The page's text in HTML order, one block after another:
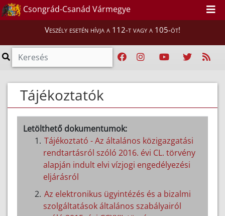
Csongrád-Csanád Vármegye
Veszély esetén hívja a 112-t vagy a 105-öt!
Tájékoztatók
Letölthető dokumentumok:
Tájékoztató - Az általános közigazgatási
rendtartásról szóló 2016. évi CL. törvény
alapján indult elvi vízjogi engedélyezési
eljárásról
Az elektronikus ügyintézés és a bizalmi
szolgáltatások általános szabályairól